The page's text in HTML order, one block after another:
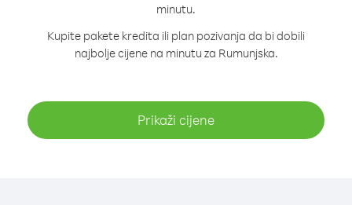
minutu.
Kupite pakete kredita ili plan pozivanja da bi dobili
najbolje cijene na minutu za Rumunjska.
Prikaži cijene